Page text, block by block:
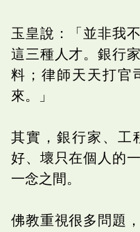
玉皇說：「並非我
這三種人才。銀行
料；律師天天打官
來。」
其實，銀行家、工
好、壞只在個人的
一念之間。
佛教重視很多問題